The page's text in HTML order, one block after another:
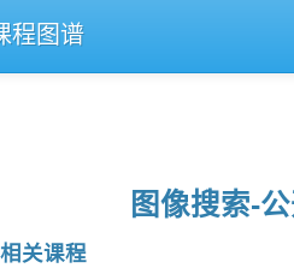
程图谱
图像搜索-
相关课程